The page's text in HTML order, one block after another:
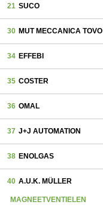
21 SUCO
30 MUT MECCANICA TOVO
34 EFFEBI
35 COSTER
36 OMAL
37 J+J AUTOMATION
38 ENOLGAS
40 A.U.K. MÜLLER
MAGNEETVENTIELEN